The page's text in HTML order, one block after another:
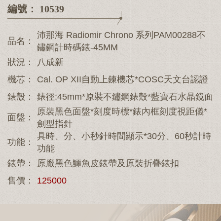
編號： 10539
品名：
沛那海 Radiomir Chrono 系列PAM00288不
鏽鋼計時碼錶-45MM
狀況：
八成新
機芯：
Cal. OP XII自動上鍊機芯*COSC天文台認證
錶殼：
錶徑:45mm*原裝不鏽鋼錶殼*藍寶石水晶鏡面
面盤：
原裝黑色面盤*刻度時標*錶內框刻度視距儀*
劍型指針
功能：
具時、分、小秒針時間顯示*30分、60秒計時
功能
錶帶：
原廠黑色鱷魚皮錶帶及原裝折疊錶扣
售價：
125000